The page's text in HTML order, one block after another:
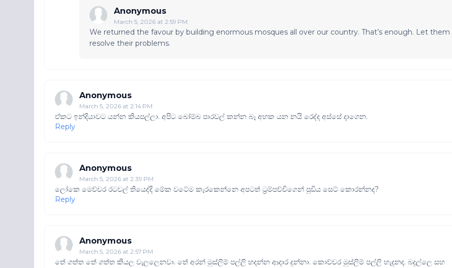
Anonymous
March 5, 2026 at 2:59 PM
We returned the favour by building enormous mosques all over our country. That’s enough. Let them
resolve their problems.
Anonymous
March 5, 2026 at 2:14 PM
ඒකට ඉන්දියාවට යන්න කියපල්ලා. අපිට බෝම්බ පාරවල් කන්න බෑ අහක යන නයි රෙද්ද අස්සේ දාගෙන.
Reply
Anonymous
March 5, 2026 at 2:39 PM
ලෝකෙ මෙච්චර රටවල් තියෙද්දි මේක වටේම කැරකෙන්නෙ අපටත් ට්‍රම්පච්චිගෙන් පුඩිය සෙට් කොරන්නද?
Reply
Anonymous
March 5, 2026 at 2:57 PM
තේ ගත්ත තේ ගත්ත කියල වැලලෙනවා. තේ අරන් මුස්ලිම් පල්ලි හදන්න ආදාර දුන්නා. කොච්චර මුස්ලිම් පල්ලි හැදුනද. බදුල්ලෙ සහ